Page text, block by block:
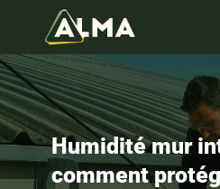
Humidité mur
comment